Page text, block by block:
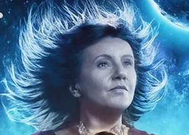
arbre de noël